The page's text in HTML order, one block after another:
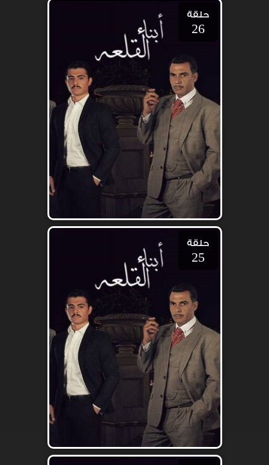
حلقة
26
حلقة
25